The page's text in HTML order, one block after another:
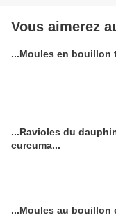
Vous aimerez
...Moules en bouillon
...Ravioles du
curcuma...
...Moules au bouillon